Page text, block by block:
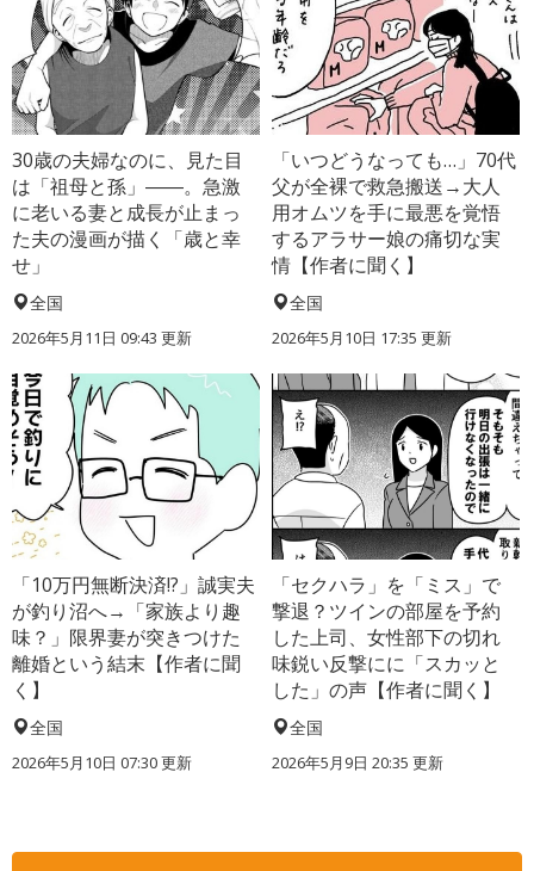
30歳の夫婦なのに、見た目
は「祖母と孫」――。急激
に老いる妻と成長が止まっ
た夫の漫画が描く「歳と幸
せ」
全国
2026年5月11日 09:43 更新
「いつどうなっても…」70代
父が全裸で救急搬送→大人
用オムツを手に最悪を覚悟
するアラサー娘の痛切な実
情【作者に聞く】
全国
2026年5月10日 17:35 更新
「10万円無断決済!?」誠実夫
が釣り沼へ→「家族より趣
味？」限界妻が突きつけた
離婚という結末【作者に聞
く】
全国
2026年5月10日 07:30 更新
「セクハラ」を「ミス」で
撃退？ツインの部屋を予約
した上司、女性部下の切れ
味鋭い反撃にに「スカッと
した」の声【作者に聞く】
全国
2026年5月9日 20:35 更新